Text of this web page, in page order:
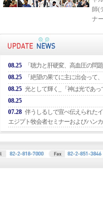
師(
ナ
08.25
「聴力と肝硬変、高血圧の問
08.25
「絶望の果てに主に出会って
08.25 光として輝く_ 「神は光であっ
08.25
07.28 伴うしるしで宣べ伝えられた
エジプト牧会者セミナーおよびハン